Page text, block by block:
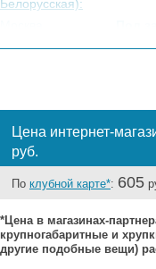
Белорусская):
Краснодар:
Есть
Нальчик:
Самара:
Под
Тюмень:
Есть
Челябинск:
Под
Цена интернет-
руб.
По клубной карте*: 605
*Цена в магазинах-
крупногабаритные и
другие подобные вещи)